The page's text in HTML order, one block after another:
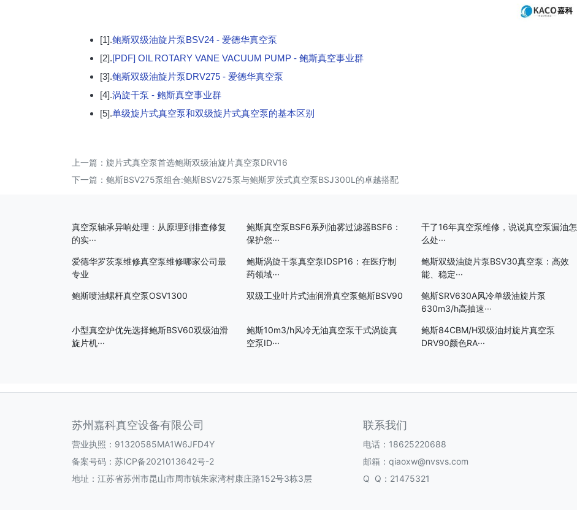
[1].鲍斯双级油旋片泵BSV24 - 爱德华真空泵
[2].[PDF] OIL ROTARY VANE VACUUM PUMP - 鲍斯真空事业群
[3].鲍斯双级油旋片泵DRV275 - 爱德华真空泵
[4].涡旋干泵 - 鲍斯真空事业群
[5].单级旋片式真空泵和双级旋片式真空泵的基本区别
上一篇： 旋片式真空泵首选鲍斯双级油旋片真空泵DRV16
下一篇： 鲍斯BSV275泵组合:鲍斯BSV275泵与鲍斯罗茨式真空泵BSJ300L的卓越搭配
真空泵轴承异响处理：从原理到排查修复
的实···
鲍斯真空泵BSF6系列油雾过滤器BSF6：
保护您···
干了16年真空泵维修，说说真空泵漏油怎
么处···
爱德华罗茨泵维修真空泵维修哪家公司最
专业
鲍斯涡旋干泵真空泵IDSP16：在医疗制
药领域···
鲍斯双级油旋片泵BSV30真空泵：高效
能、稳定···
鲍斯喷油螺杆真空泵OSV1300 双级工业叶片式油润滑真空泵鲍斯BSV90
鲍斯SRV630A风冷单级油旋片泵
630m3/h高抽速···
小型真空炉优先选择鲍斯BSV60双级油滑
旋片机···
鲍斯10m3/h风冷无油真空泵干式涡旋真
空泵ID···
鲍斯84CBM/H双级油封旋片真空泵
DRV90颜色RA···
苏州嘉科真空设备有限公司
营业执照：91320585MA1W6JFD4Y
备案号码： 苏ICP备2021013642号-2
地址：江苏省苏州市昆山市周市镇朱家湾村康庄路152号3栋3层
联系我们
电话：18625220688
邮箱：qiaoxw@nvsvs.com
Q Q：21475321